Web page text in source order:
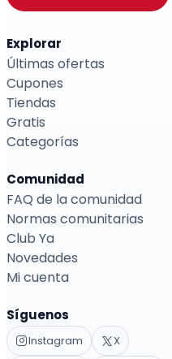
Explorar
Últimas ofertas
Cupones
Tiendas
Gratis
Categorías
Comunidad
FAQ de la comunidad
Normas comunitarias
Club Ya
Novedades
Mi cuenta
Síguenos
Instagram
X